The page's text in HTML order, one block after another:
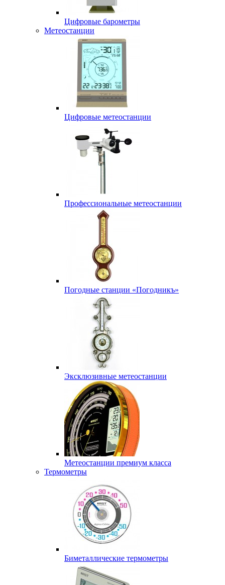
Цифровые барометры
Метеостанции
Цифровые метеостанции
Профессиональные метеостанции
Погодные станции «Погодникъ»
Эксклюзивные метеостанции
Метеостанции премиум класса
Термометры
Биметаллические термометры